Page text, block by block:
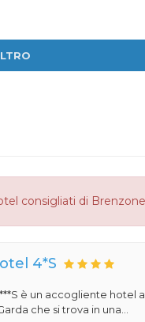
consigliati di
4*S
è un accogliente hotel a
che si trova in una...